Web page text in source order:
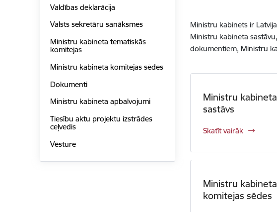
Valdības deklarācija
Valsts sekretāru sanāksmes
Ministru kabineta tematiskās
komitejas
Ministru kabineta komitejas sēdes
Dokumenti
Ministru kabineta apbalvojumi
Tiesību aktu projektu izstrādes
ceļvedis
Vēsture
Ministru kabinets ir
Ministru kabineta
dokumentiem, Ministru
Ministru kabineta
sastāvs
Skatīt vairāk
Ministru kabineta
komitejas sēdes